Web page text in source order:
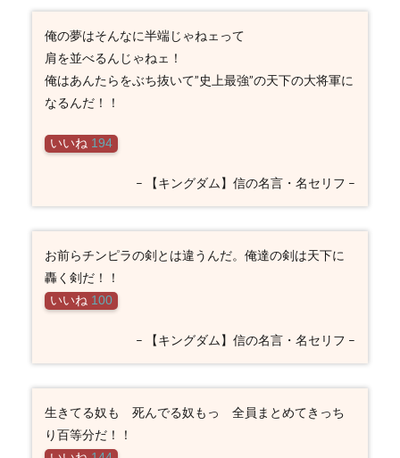
名セ
3.6
韋
（り
い）
の名
3.7
（お
う
き）
の名
3.8
騰
（と
う）
の名
俺の夢はそんなに半端じゃねェって
肩を並べるんじゃねェ！
俺はあんたらをぶち抜いて”史上最強”の天下の大将軍に
なるんだ！！
いいね 194
– 【キングダム】信の名言・名セリフ –
お前らチンピラの剣とは違うんだ。俺達の剣は天下に
轟く剣だ！！
いいね 100
– 【キングダム】信の名言・名セリフ –
生きてる奴も 死んでる奴もっ 全員まとめてきっち
り百等分だ！！